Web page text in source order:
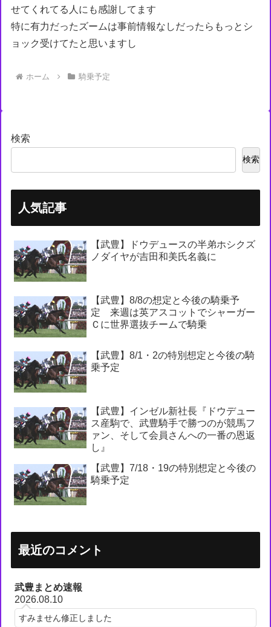
せてくれてる人にも感謝してます
特に有力だったズームは事前情報なしだったらもっとシ
ョック受けてたと思いますし
ホーム 騎乗予定
検索
検索
人気記事
【武豊】ドウデュースの半弟ホシクズ
ノダイヤが吉田和美氏名義に
【武豊】8/8の想定と今後の騎乗予
定 来週は英アスコットでシャーガー
Ｃに世界選抜チームで騎乗
【武豊】8/1・2の特別想定と今後の騎
乗予定
【武豊】インゼル新社長『ドウデュー
ス産駒で、武豊騎手で勝つのが競馬フ
ァン、そして会員さんへの一番の恩返
し』
【武豊】7/18・19の特別想定と今後の
騎乗予定
最近のコメント
武豊まとめ速報
2026.08.10
すみません修正しました